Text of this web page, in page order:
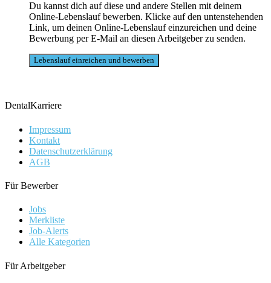
Du kannst dich auf diese und andere Stellen mit deinem
Online-Lebenslauf bewerben. Klicke auf den untenstehenden
Link, um deinen Online-Lebenslauf einzureichen und deine
Bewerbung per E-Mail an diesen Arbeitgeber zu senden.
DentalKarriere
Impressum
Kontakt
Datenschutzerklärung
AGB
Für Bewerber
Jobs
Merkliste
Job-Alerts
Alle Kategorien
Für Arbeitgeber